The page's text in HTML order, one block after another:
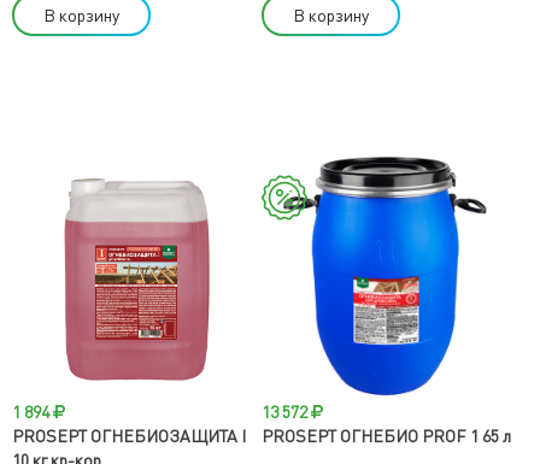
В корзину В корзину
1 894
PROSEPT ОГНЕБИОЗАЩИТА I
10 кг кр-кор
13 572
PROSEPT ОГНЕБИО PROF 1 65 л